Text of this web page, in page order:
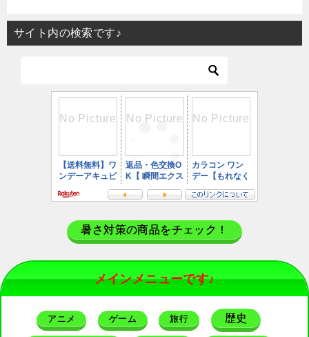
サイト内の検索です♪
暑さ対策の商品をチェック！
メインメニューです♪
アニメ ゲーム 旅行 歴史